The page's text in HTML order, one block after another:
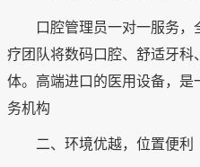
口腔管理员一对一服务
疗团队将数码口腔、舒适牙
体。高端进口的医用设备，
务机构
二、环境优越，位置便利